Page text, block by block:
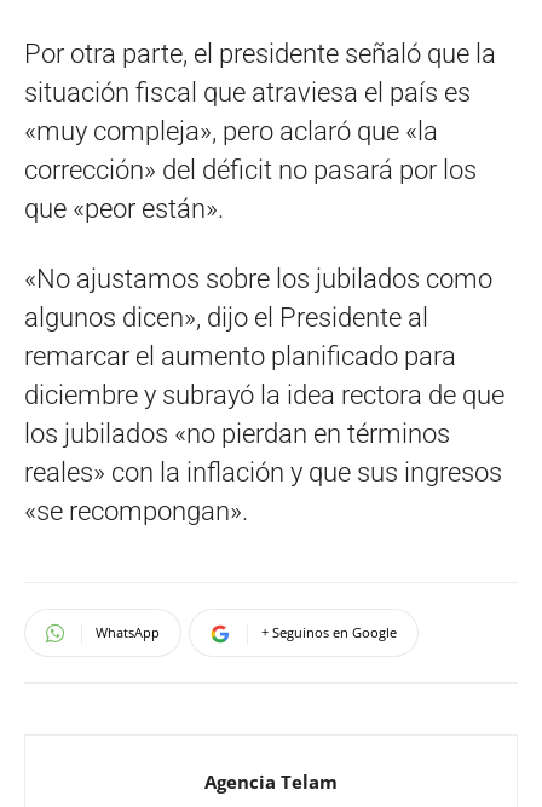
Por otra parte, el presidente señaló que la
situación fiscal que atraviesa el país es
«muy compleja», pero aclaró que «la
corrección» del déficit no pasará por los
que «peor están».
«No ajustamos sobre los jubilados como
algunos dicen», dijo el Presidente al
remarcar el aumento planificado para
diciembre y subrayó la idea rectora de que
los jubilados «no pierdan en términos
reales» con la inflación y que sus ingresos
«se recompongan».
WhatsApp + Seguinos en Google
Agencia Telam